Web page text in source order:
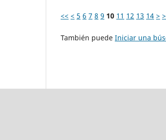
<< < 5 6 7 8 9 10 11 12 13 14 >
También puede Iniciar una